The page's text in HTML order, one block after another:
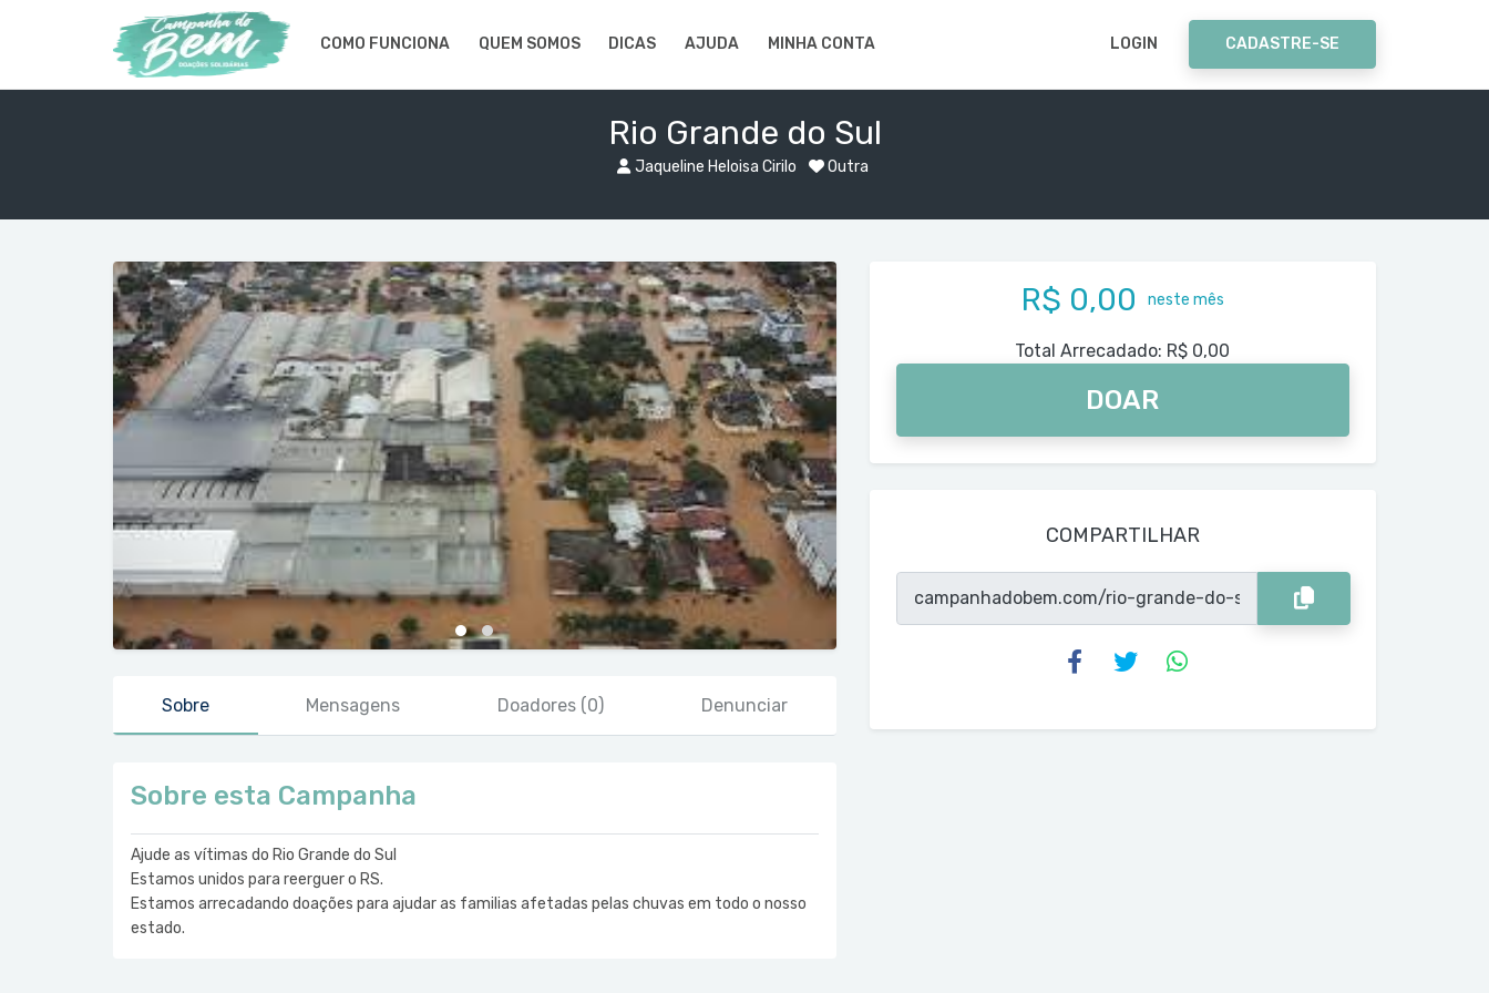
COMO FUNCIONA QUEM SOMOS DICAS AJUDA MINHA CONTA LOGIN CADASTRE-SE
Rio Grande do Sul
Jaqueline Heloisa Cirilo Outra
Sobre Mensagens Doadores (0) Denunciar
Sobre esta Campanha
Ajude as vítimas do Rio Grande do Sul
Estamos unidos para reerguer o RS.
Estamos arrecadando doações para ajudar as familias afetadas pelas chuvas em todo o nosso
estado.
R$ 0,00 neste mês
Total Arrecadado: R$ 0,00
DOAR
COMPARTILHAR